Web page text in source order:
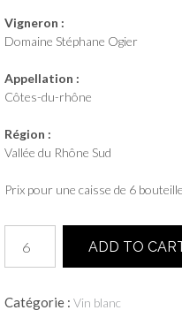
Vigneron :
Domaine Stéphane Ogier
Appellation :
Côtes-du-rhône
Région :
Vallée du Rhône Sud
Prix pour une caisse de 6
Le
Est
ADD TO
Catégorie : Vin blanc